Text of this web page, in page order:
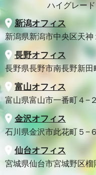
ハイグレー
新潟オフィス
新潟県新潟市中央区天
長野オフィス
長野県長野市南長野新田
富山オフィス
富山県富山市一番町４−
金沢オフィス
石川県金沢市此花町５−
仙台オフィス
宮城県仙台市宮城野区